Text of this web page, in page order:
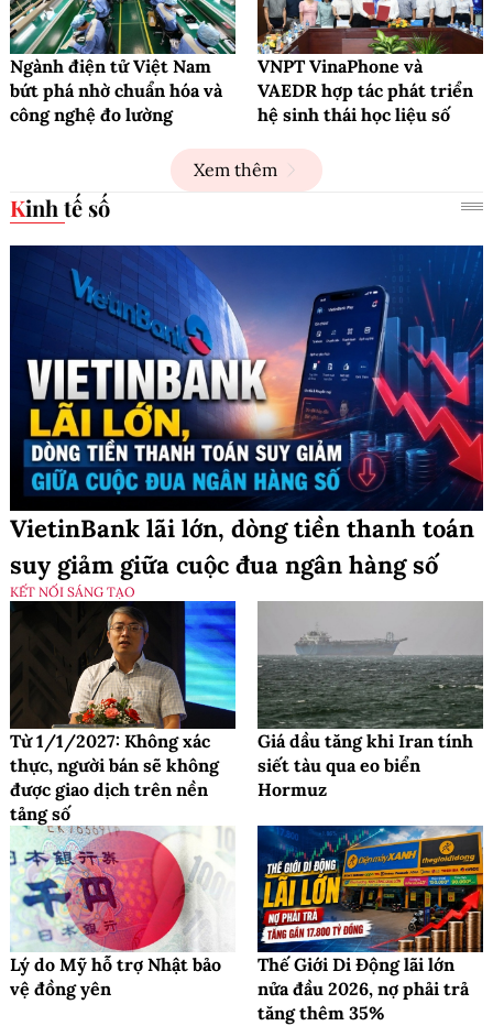
Ngành điện tử Việt Nam
bứt phá nhờ chuẩn hóa và
công nghệ đo lường
VNPT VinaPhone và
VAEDR hợp tác phát triển
hệ sinh thái học liệu số
Xem thêm
Kinh tế số
VietinBank lãi lớn, dòng tiền thanh toán
suy giảm giữa cuộc đua ngân hàng số
KẾT NỐI SÁNG TẠO
Từ 1/1/2027: Không xác
thực, người bán sẽ không
được giao dịch trên nền
tảng số
Giá dầu tăng khi Iran tính
siết tàu qua eo biển
Hormuz
Lý do Mỹ hỗ trợ Nhật bảo
vệ đồng yên
Thế Giới Di Động lãi lớn
nửa đầu 2026, nợ phải trả
tăng thêm 35%